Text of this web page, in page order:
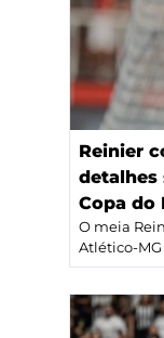
Reinier
detalhes
Copa do
O meia
Atlético-MG